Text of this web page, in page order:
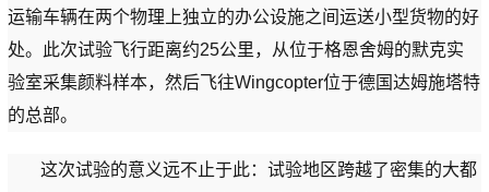
运输车辆在两个物理上独立的办公设施之间运送小型货物的好
处。此次试验飞行距离约25公里，从位于格恩舍姆的默克实
验室采集颜料样本，然后飞往Wingcopter位于德国达姆施塔特
的总部。
这次试验的意义远不止于此：试验地区跨越了密集的大都